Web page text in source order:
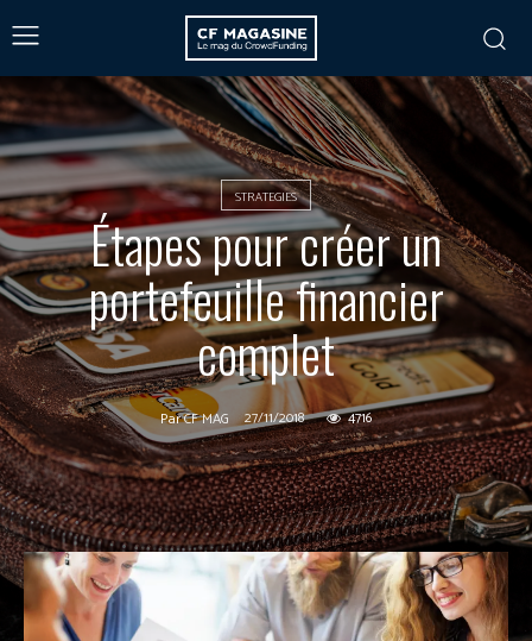
STRATEGIES
Étapes pour créer un
portefeuille financier
complet
ParCF MAG 27/11/2018 4716